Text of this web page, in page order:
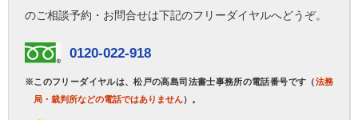
のご相談予約・お問合せは下記のフリーダイヤルへどうぞ。
0120-022-918
※このフリーダイヤルは、松戸の高島司法書士事務所の電話番号です（法務
局・裁判所などの電話ではありません）。